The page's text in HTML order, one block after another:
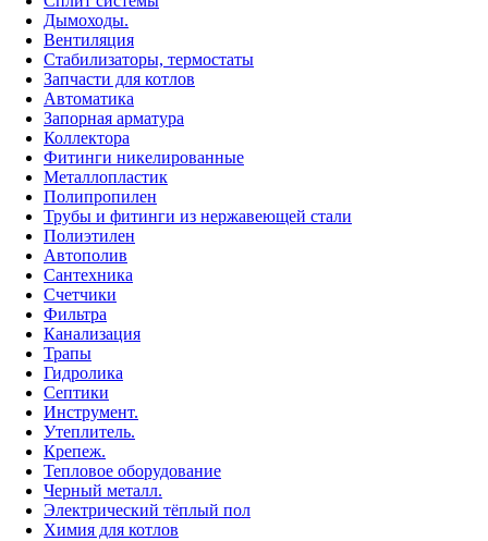
Дымоходы.
Вентиляция
Стабилизаторы, термостаты
Запчасти для котлов
Автоматика
Запорная арматура
Коллектора
Фитинги никелированные
Металлопластик
Полипропилен
Трубы и фитинги из нержавеющей стали
Полиэтилен
Автополив
Сантехника
Счетчики
Фильтра
Канализация
Трапы
Гидролика
Септики
Инструмент.
Утеплитель.
Крепеж.
Тепловое оборудование
Черный металл.
Электрический тёплый пол
Химия для котлов